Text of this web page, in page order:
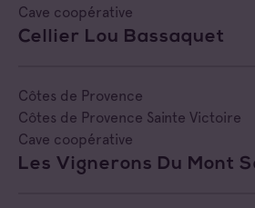
Cave coopérative
Cellier Lou Bassaquet
Côtes de Provence
Côtes de Provence Sainte Victoire
Cave coopérative
Les Vignerons Du Mont